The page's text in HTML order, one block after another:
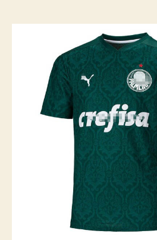
entrada
entrada